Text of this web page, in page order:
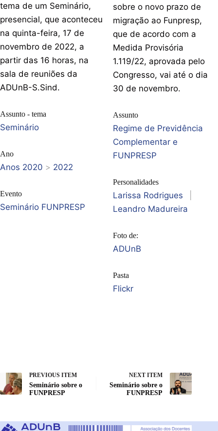
tema de um Seminário,
presencial, que aconteceu
na quinta-feira, 17 de
novembro de 2022, a
partir das 16 horas, na
sala de reuniões da
ADUnB-S.Sind.
Assunto - tema
Seminário
Ano
Anos 2020 > 2022
Evento
Seminário FUNPRESP
sobre o novo prazo de
migração ao Funpresp,
que de acordo com a
Medida Provisória
1.119/22, aprovada pelo
Congresso, vai até o dia
30 de novembro.
Assunto
Regime de Previdência
Complementar e
FUNPRESP
Personalidades
Larissa Rodrigues
Leandro Madureira
Foto de:
ADUnB
Pasta
Flickr
PREVIOUS ITEM
Seminário sobre o
FUNPRESP
NEXT ITEM
Seminário sobre o
FUNPRESP